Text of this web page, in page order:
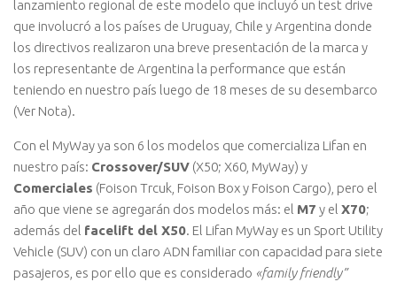
lanzamiento regional de este modelo que incluyó un test drive
que involucró a los países de Uruguay, Chile y Argentina donde
los directivos realizaron una breve presentación de la marca y
los representante de Argentina la performance que están
teniendo en nuestro país luego de 18 meses de su desembarco
(Ver Nota).
Con el MyWay ya son 6 los modelos que comercializa Lifan en
nuestro país: Crossover/SUV (X50; X60, MyWay) y
Comerciales (Foison Trcuk, Foison Box y Foison Cargo), pero el
año que viene se agregarán dos modelos más: el M7 y el X70;
además del facelift del X50. El Lifan MyWay es un Sport Utility
Vehicle (SUV) con un claro ADN familiar con capacidad para siete
pasajeros, es por ello que es considerado «family friendly”